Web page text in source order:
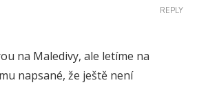
na Maledivy, ale letíme na
napsané, že ještě není
REPLY